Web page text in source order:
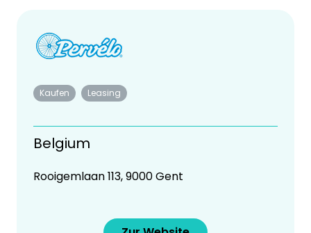
Kaufen Leasing
Belgium
Rooigemlaan 113, 9000 Gent